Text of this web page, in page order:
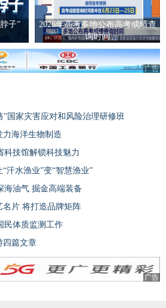
子”
2026年高考多地公布高考成绩查
询时间
广告
”国家灾害应对和风险治理研修班
力海洋生物制造
科技馆解锁科技魅力
汗水渔业”变“智慧渔业”
海油气 掘金高端装备
名片 将打造品牌矩阵
民体质监测工作
四篇文章
广告